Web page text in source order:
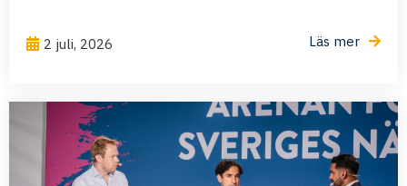
2 juli, 2026 Läs mer